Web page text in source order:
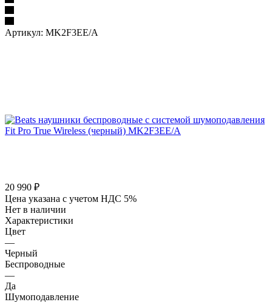
Артикул: MK2F3EE/A
20 990 ₽
Цена указана с учетом НДС 5%
Нет в наличии
Характеристики
Цвет
—
Черный
Беспроводные
—
Да
Шумоподавление